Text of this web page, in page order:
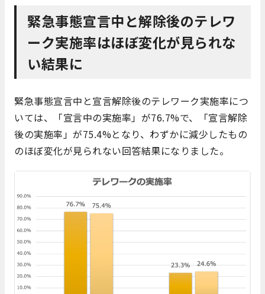
緊急事態宣言中と解除後のテレワ
ーク実施率はほぼ変化が見られな
い結果に
緊急事態宣言中と宣言解除後のテレワーク実施率につ
いては、「宣言中の実施率」が76.7%で、「宣言解除
後の実施率」が75.4%となり、わずかに減少したもの
のほぼ変化が見られない回答結果になりました。